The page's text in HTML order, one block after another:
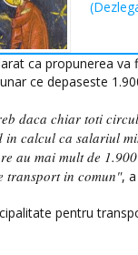
ca propunerea
ce depaseste
daca chiar toti
calcul ca salariul
au mai mult de
transport in comun",
pentru